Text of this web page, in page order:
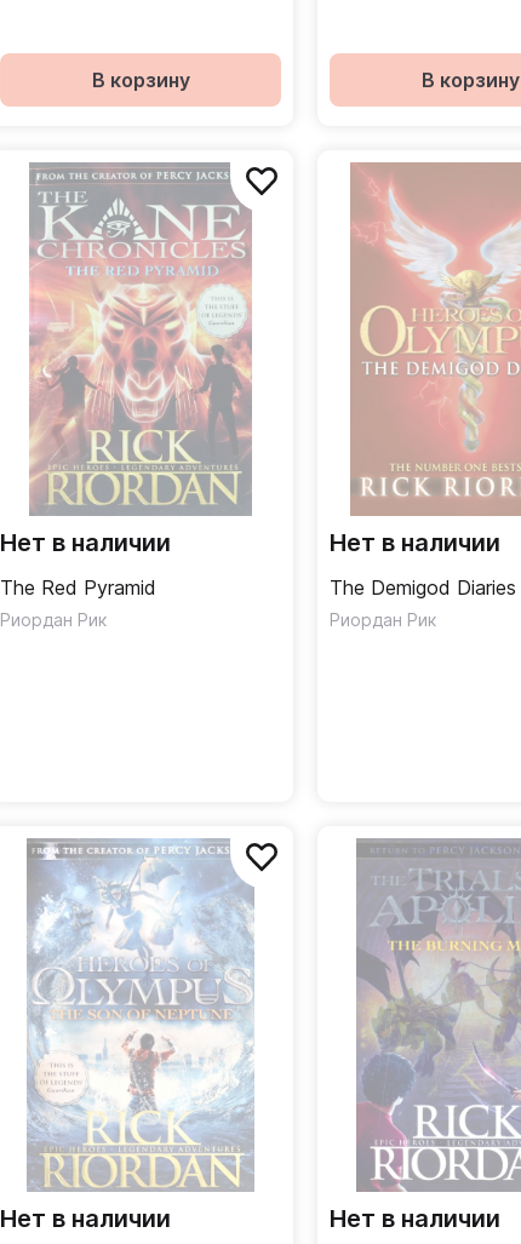
В корзину В корзину
Нет в наличии
The Red Pyramid
Риордан Рик
Нет в наличии
The Demigod Diaries
Риордан Рик
Нет в наличии Нет в наличии